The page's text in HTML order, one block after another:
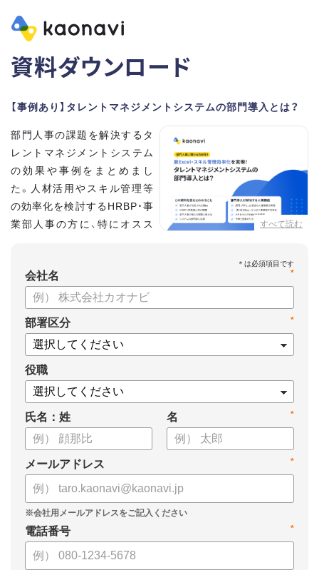
資料ダウンロード
【事例あり】タレントマネジメントシステムの部門導入とは？
すべて読む
部門人事の課題を解決するタ
レントマネジメントシステム
の効果や事例をまとめまし
た。人材活用やスキル管理等
の効率化を検討するHRBP・事
業部人事の方に、特にオスス
【資料の内容】
・部門人事が抱える問題とその解決法
・タレントマネジメントシステムの部門導入するメリット
・スキル管理をはじめとする企業のシステム活用事例
*
会社名
*
部署区分
役職
氏名：姓 *
名
*
メールアドレス
*
電話番号